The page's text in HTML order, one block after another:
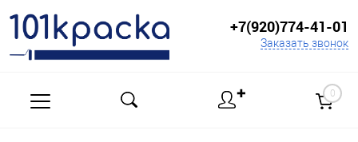
+7(920)774-41-01
Заказать звонок
✚ 0